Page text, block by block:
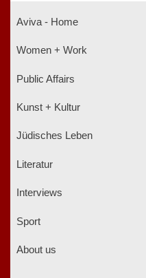
Aviva - Home
Women + Work
Public Affairs
Kunst + Kultur
Jüdisches Leben
Literatur
Interviews
Sport
About us